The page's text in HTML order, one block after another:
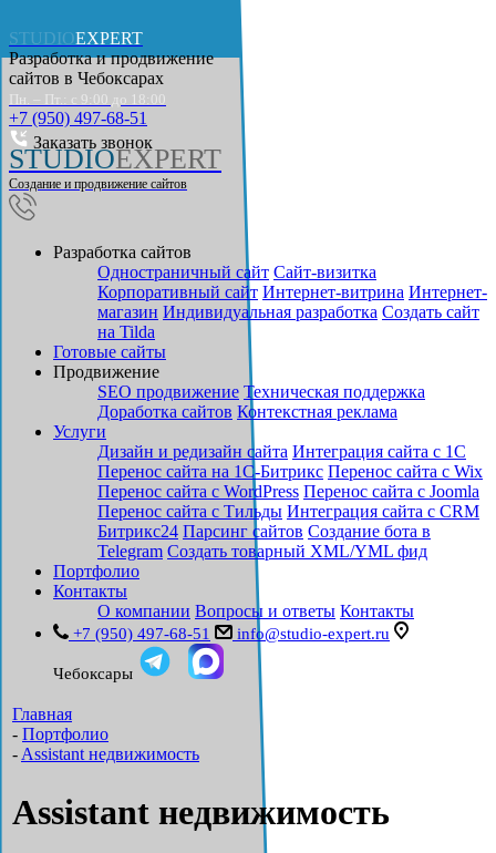
STUDIOEXPERT
Разработка и продвижение
сайтов в Чебоксарах
Пн. – Пт.: с 9:00 до 18:00
+7 (950) 497-68-51
Заказать звонок
STUDIOEXPERT
Создание и продвижение сайтов
Разработка сайтов
Одностраничный сайт Cайт-визитка
Корпоративный сайт Интернет-витрина Интернет-
магазин Индивидуальная разработка Создать сайт
на Tilda
Готовые сайты
Продвижение
SEO продвижение Техническая поддержка
Доработка сайтов Контекстная реклама
Услуги
Дизайн и редизайн сайта Интеграция сайта с 1С
Перенос сайта на 1С-Битрикс Перенос сайта с Wix
Перенос сайта с WordPress Перенос сайта с Joomla
Перенос сайта с Тильды Интеграция сайта с CRM
Битрикс24 Парсинг сайтов Создание бота в
Telegram Создать товарный XML/YML фид
Портфолио
Контакты
О компании Вопросы и ответы Контакты
+7 (950) 497-68-51 info@studio-expert.ru
Чебоксары
Главная
- Портфолио
- Assistant недвижимость
Assistant недвижимость